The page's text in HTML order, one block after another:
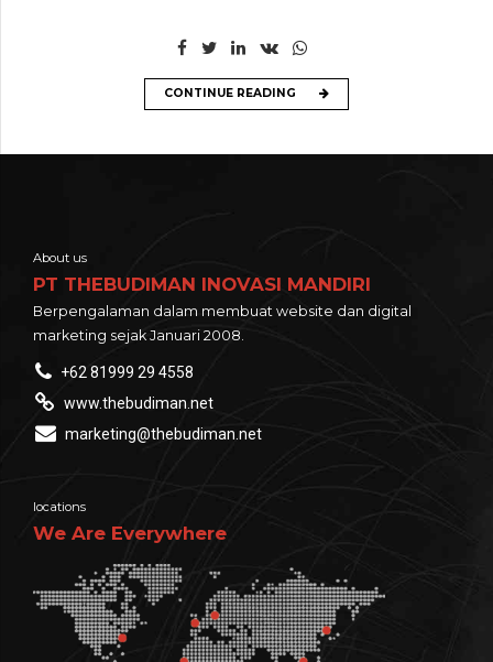
CONTINUE READING
About us
PT THEBUDIMAN INOVASI MANDIRI
Berpengalaman dalam membuat website dan digital
marketing sejak Januari 2008.
+62 81999 29 4558
www.thebudiman.net
marketing@thebudiman.net
locations
We Are Everywhere